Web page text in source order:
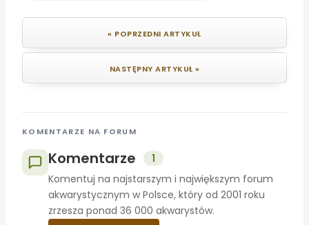
« POPRZEDNI ARTYKUŁ
NASTĘPNY ARTYKUŁ »
KOMENTARZE NA FORUM
Komentarze
1
Komentuj na najstarszym i największym forum
akwarystycznym w Polsce, który od 2001 roku
zrzesza ponad 36 000 akwarystów.